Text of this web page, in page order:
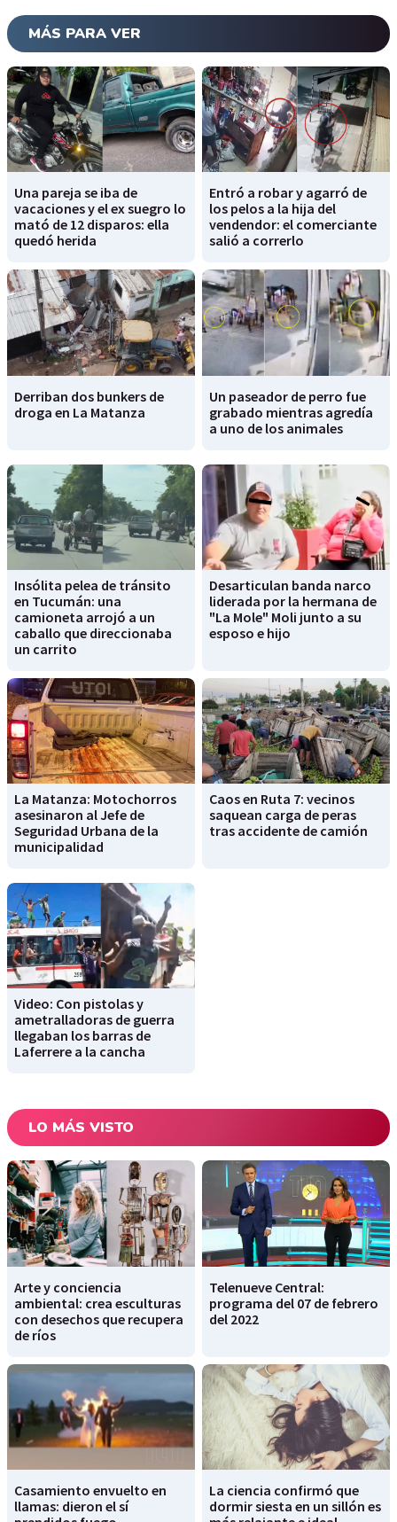
MÁS PARA VER
Una pareja se iba de
vacaciones y el ex suegro lo
mató de 12 disparos: ella
quedó herida
Entró a robar y agarró de
los pelos a la hija del
vendendor: el comerciante
salió a correrlo
Derriban dos bunkers de
droga en La Matanza
Un paseador de perro fue
grabado mientras agredía
a uno de los animales
Insólita pelea de tránsito
en Tucumán: una
camioneta arrojó a un
caballo que direccionaba
un carrito
Desarticulan banda narco
liderada por la hermana de
"La Mole" Moli junto a su
esposo e hijo
La Matanza: Motochorros
asesinaron al Jefe de
Seguridad Urbana de la
municipalidad
Caos en Ruta 7: vecinos
saquean carga de peras
tras accidente de camión
Video: Con pistolas y
ametralladoras de guerra
llegaban los barras de
Laferrere a la cancha
LO MÁS VISTO
Arte y conciencia
ambiental: crea esculturas
con desechos que recupera
de ríos
Telenueve Central:
programa del 07 de febrero
del 2022
Casamiento envuelto en
llamas: dieron el sí
La ciencia confirmó que
dormir siesta en un sillón es